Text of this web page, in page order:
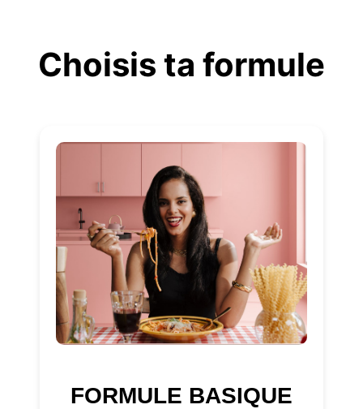
contenuChoisis ta formule
FORMULE BASIQUE